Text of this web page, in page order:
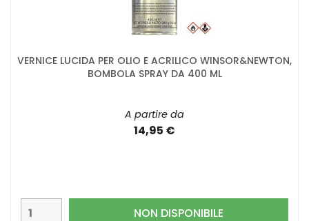
VERNICE LUCIDA PER OLIO E ACRILICO WINSOR&NEWTON,
BOMBOLA SPRAY DA 400 ML
A partire da
14,95 €
NON DISPONIBILE